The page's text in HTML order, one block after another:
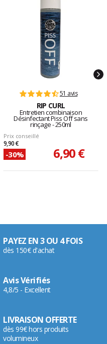
51 avis
RIP CURL
Entretien combinaison
Désinfectant Piss Off sans
rinçage - 250ml
Prix conseillé
9,90 €
-30% 6,90 €
PAYEZ EN 3 OU 4 FOIS
dès 150€ d'achat
Avis Vérifiés
4,8/5 - Excellent
LIVRAISON OFFERTE
dès 99€ hors produits
volumineux